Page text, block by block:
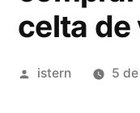
celta de
Publicado
istern 5